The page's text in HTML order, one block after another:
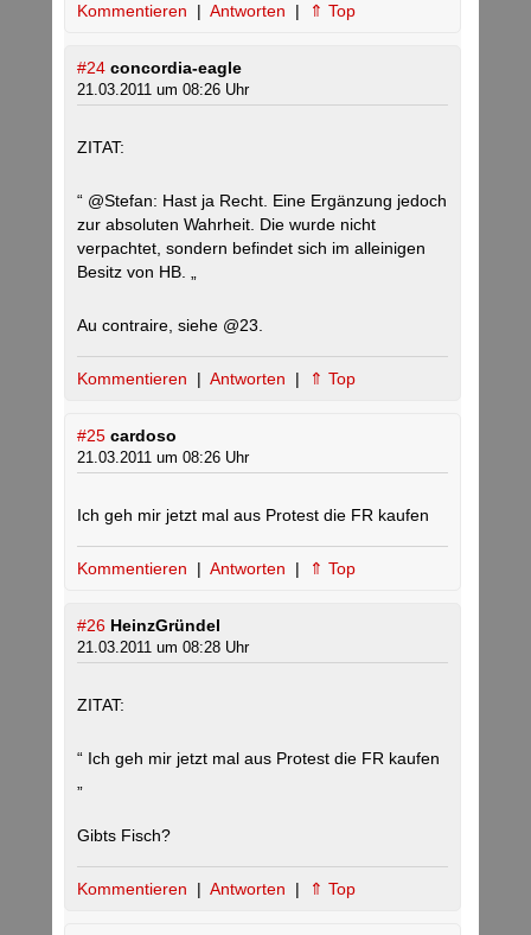
Kommentieren | Antworten | ⇑ Top
#24 concordia-eagle
21.03.2011 um 08:26 Uhr
ZITAT:
“ @Stefan: Hast ja Recht. Eine Ergänzung jedoch
zur absoluten Wahrheit. Die wurde nicht
verpachtet, sondern befindet sich im alleinigen
Besitz von HB. „
Au contraire, siehe @23.
Kommentieren | Antworten | ⇑ Top
#25 cardoso
21.03.2011 um 08:26 Uhr
Ich geh mir jetzt mal aus Protest die FR kaufen
Kommentieren | Antworten | ⇑ Top
#26 HeinzGründel
21.03.2011 um 08:28 Uhr
ZITAT:
“ Ich geh mir jetzt mal aus Protest die FR kaufen
Gibts Fisch?
Kommentieren | Antworten | ⇑ Top